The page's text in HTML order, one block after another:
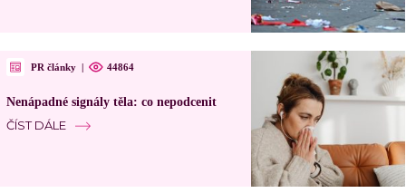
PR články | 44864
Nenápadné signály těla: co nepodcenit
ČÍST DÁLE